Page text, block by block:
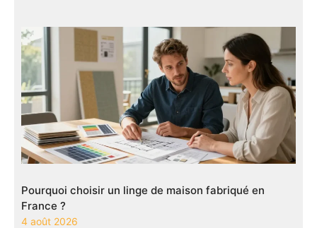
Pourquoi choisir un linge de maison fabriqué en
France ?
4 août 2026